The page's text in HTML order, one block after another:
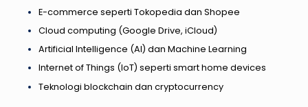
E-commerce seperti Tokopedia dan Shopee
Cloud computing (Google Drive, iCloud)
Artificial Intelligence (AI) dan Machine Learning
Internet of Things (IoT) seperti smart home devices
Teknologi blockchain dan cryptocurrency